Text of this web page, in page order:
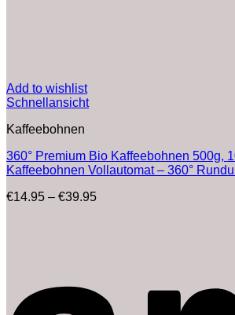
Add to wishlist
Schnellansicht
Kaffeebohnen
360° Premium Bio Kaffeebohnen 500g,
Kaffeebohnen Vollautomat – 360°
€14.95 – €39.95Preisspanne: